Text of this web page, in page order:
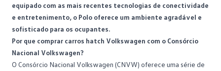
equipado com as mais recentes tecnologias de conectividade
e entretenimento, o Polo oferece um ambiente agradável e
sofisticado para os ocupantes.
Por que comprar carros hatch Volkswagen com o Consórcio
Nacional Volkswagen?
O Consórcio Nacional Volkswagen (CNVW) oferece uma série de